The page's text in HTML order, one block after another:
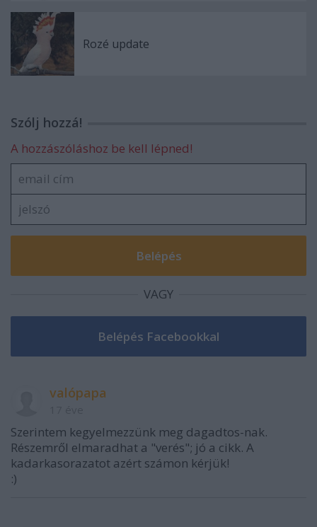
Rozé update
Szólj hozzá!
A hozzászóláshoz be kell lépned!
VAGY
valópapa
Szerintem kegyelmezzünk meg dagadtos-nak.
Részemről elmaradhat a "verés"; jó a cikk. A
kadarkasorazatot azért számon kérjük!
:)